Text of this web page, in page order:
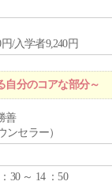
/入学者9,240円
自分のコアな部分～
善
ンセラー）
30 ～ 14 ：50